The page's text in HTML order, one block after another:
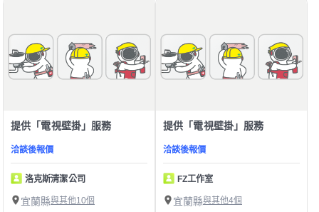
提供「電視壁掛」服務
洽談後報價
洛克斯清潔公司
宜蘭縣與其他10個
提供「電視壁掛」服務
洽談後報價
FZ工作室
宜蘭縣與其他4個